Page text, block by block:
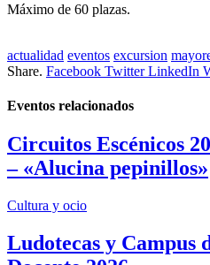
Máximo de 60 plazas.
actualidad eventos excursion
Share. Facebook Twitter LinkedIn
Eventos relacionados
Circuitos Escénicos
– «Alucina pepinillos»
Cultura y ocio
Ludotecas y Campus